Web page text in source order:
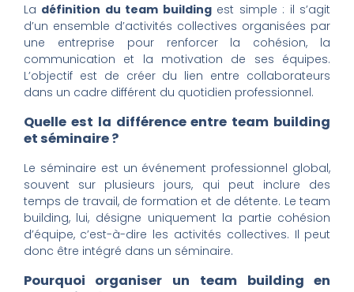
La définition du team buildingest simple : il s’agit
d’un ensemble d’activités collectives organisées par
une entreprise pour renforcer la cohésion, la
communication et la motivation de ses équipes.
L’objectif est de créer du lien entre collaborateurs
dans un cadre différent du quotidien professionnel.
Quelle est la différence entre team building
et séminaire ?
Le séminaire est un événement professionnel global,
souvent sur plusieurs jours, qui peut inclure des
temps de travail, de formation et de détente. Le team
building, lui, désigne uniquement la partie cohésion
d’équipe, c’est-à-dire les activités collectives. Il peut
donc être intégré dans un séminaire.
Pourquoi organiser un team building en